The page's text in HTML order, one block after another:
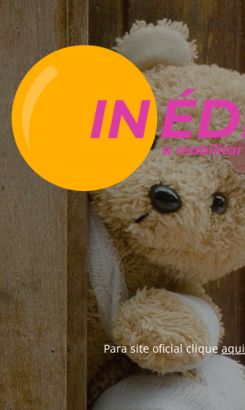
Para site oficial cliqueaqui